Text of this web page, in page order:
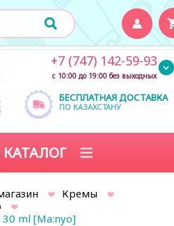
БЕСПЛАТНАЯ ДОСТАВКА
ПО КАЗАХСТАНУ
+7 (747) 142-59-93
с 10:00 до 19:00 без выходных
КАТАЛОГ
Кремы
30 ml [Ma:nyo]